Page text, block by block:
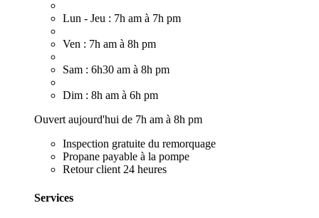
Lun - Jeu : 7h am à 7h pm
Ven : 7h am à 8h pm
Sam : 6h30 am à 8h pm
Dim : 8h am à 6h pm
Ouvert aujourd'hui de 7h am à 8h pm
Inspection gratuite du remorquage
Propane payable à la pompe
Retour client 24 heures
Services